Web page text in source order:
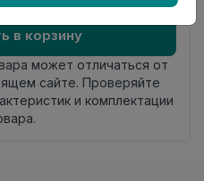
в корзину
может отличаться от
сайте. Проверяйте
и комплектации